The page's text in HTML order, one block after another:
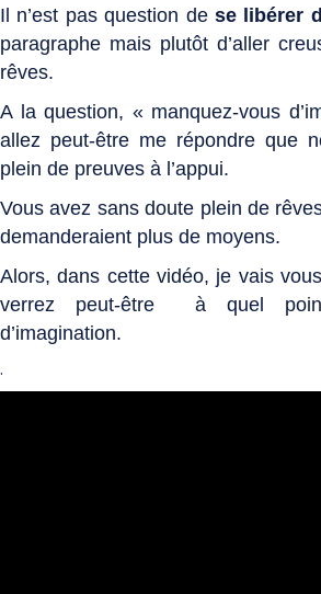
Il n’est pas question de se libérer
paragraphe mais plutôt d’aller
rêves.
A la question, « manquez-vous
allez peut-être me répondre que
plein de preuves à l’appui.
Vous avez sans doute plein de
demanderaient plus de moyens.
Alors, dans cette vidéo, je vais
verrez peut-être à quel
d’imagination.
.